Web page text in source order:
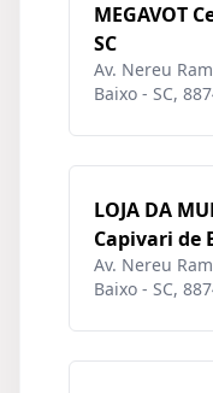
MEGAVOT
SC
Av. Nereu
Baixo - SC,
LOJA DA
Capivari de
Av. Nereu
Baixo - SC,